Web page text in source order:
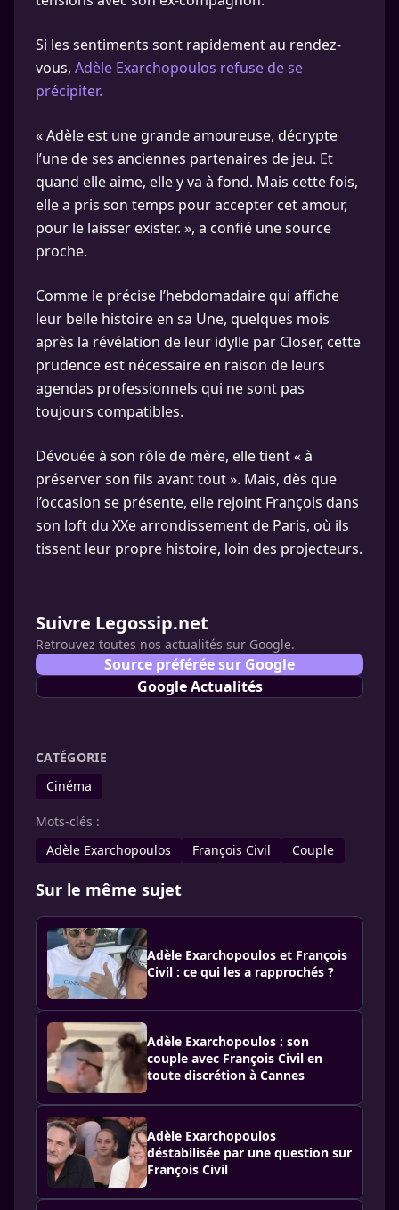
Si les sentiments sont rapidement au rendez-
vous, Adèle Exarchopoulos refuse de se
précipiter.
« Adèle est une grande amoureuse, décrypte
l’une de ses anciennes partenaires de jeu. Et
quand elle aime, elle y va à fond. Mais cette fois,
elle a pris son temps pour accepter cet amour,
pour le laisser exister. », a confié une source
proche.
Comme le précise l’hebdomadaire qui affiche
leur belle histoire en sa Une, quelques mois
après la révélation de leur idylle par Closer, cette
prudence est nécessaire en raison de leurs
agendas professionnels qui ne sont pas
toujours compatibles.
Dévouée à son rôle de mère, elle tient « à
préserver son fils avant tout ». Mais, dès que
l’occasion se présente, elle rejoint François dans
son loft du XXe arrondissement de Paris, où ils
tissent leur propre histoire, loin des projecteurs.
Suivre Legossip.net
Retrouvez toutes nos actualités sur Google.
Source préférée sur Google
Google Actualités
CATÉGORIE
Cinéma
Mots-clés :
Adèle Exarchopoulos
François Civil Couple
Sur le même sujet
Adèle Exarchopoulos et François
Civil : ce qui les a rapprochés ?
Adèle Exarchopoulos : son
couple avec François Civil en
toute discrétion à Cannes
Adèle Exarchopoulos
déstabilisée par une question sur
François Civil